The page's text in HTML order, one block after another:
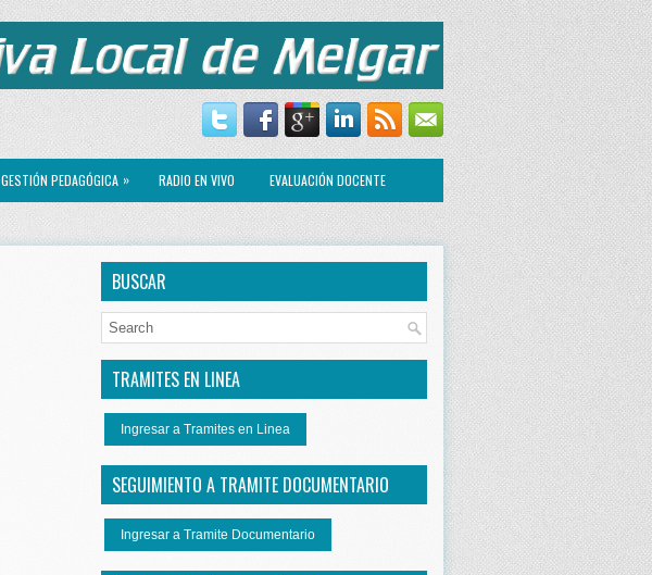
GESTIÓN PEDAGÓGICA » RADIO EN VIVO EVALUACIÓN DOCENTE
BUSCAR
TRAMITES EN LINEA
Ingresar a Tramites en Linea
SEGUIMIENTO A TRAMITE DOCUMENTARIO
Ingresar a Tramite Documentario